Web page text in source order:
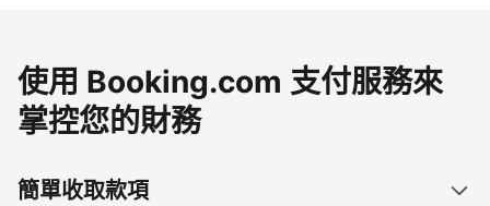
使用 Booking.com 支付服務來
掌控您的財務
簡單收取款項